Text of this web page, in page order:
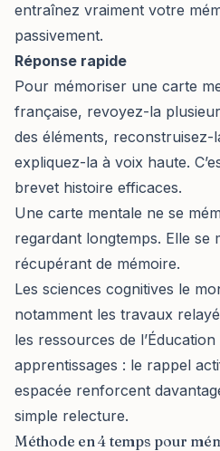
entraînez vraiment votre
passivement.
Réponse rapide
Pour mémoriser une carte
française, revoyez-la
des éléments, reconstruisez-
expliquez-la à voix haute.
brevet histoire efficaces.
Une carte mentale ne se
regardant longtemps. Elle se
récupérant de mémoire.
Les sciences cognitives le
notamment les travaux
les ressources de
apprentissages : le rappel
espacée renforcent
simple relecture.
Méthode en 4 temps pour